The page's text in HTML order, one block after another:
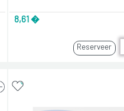
8,61 �
Reserveer